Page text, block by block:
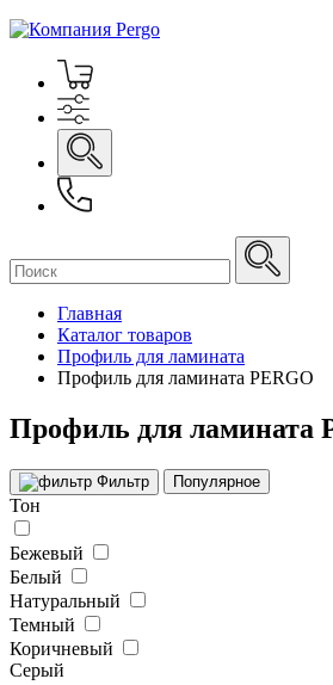
Главная
Каталог товаров
Профиль для ламината
Профиль для ламината PERGO
Профиль для ламината
Фильтр Популярное
Тон
Бежевый
Белый
Натуральный
Темный
Коричневый
Серый